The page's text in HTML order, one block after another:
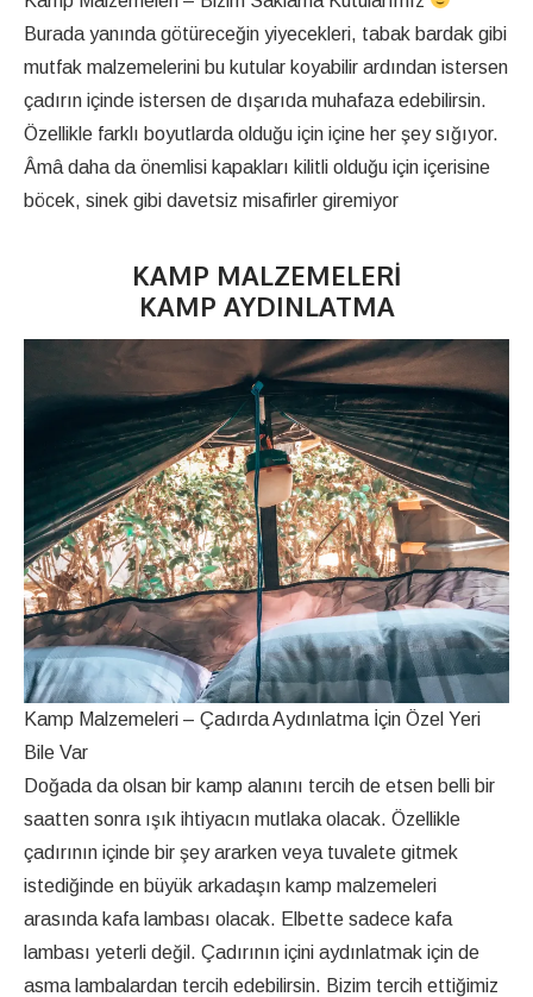
Burada yanında götüreceğin yiyecekleri, tabak bardak gibi
mutfak malzemelerini bu kutular koyabilir ardından istersen
çadırın içinde istersen de dışarıda muhafaza edebilirsin.
Özellikle farklı boyutlarda olduğu için içine her şey sığıyor.
Âmâ daha da önemlisi kapakları kilitli olduğu için içerisine
böcek, sinek gibi davetsiz misafirler giremiyor
KAMP MALZEMELERI
KAMP AYDINLATMA
Kamp Malzemeleri – Çadırda Aydınlatma İçin Özel Yeri
Bile Var
Doğada da olsan bir kamp alanını tercih de etsen belli bir
saatten sonra ışık ihtiyacın mutlaka olacak. Özellikle
çadırının içinde bir şey ararken veya tuvalete gitmek
istediğinde en büyük arkadaşın kamp malzemeleri
arasında kafa lambası olacak. Elbette sadece kafa
lambası yeterli değil. Çadırının içini aydınlatmak için de
asma lambalardan tercih edebilirsin. Bizim tercih ettiğimiz